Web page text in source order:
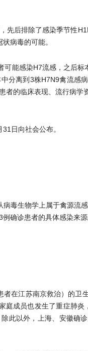
先后排除了感染季节性
病毒的可能。
能感染H7流感，之后标
分离到3株H7N9禽流感
者的临床表现、流行病学
日向社会公布。
毒生物学上属于禽源流
确诊患者的具体感染来源
在江苏南京救治）的卫
庭成员也发生了重症肺
此以外，上海、安徽确